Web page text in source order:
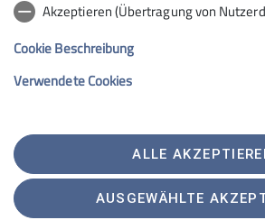
Hochrieshütte
Sektion Rosenheim des Deutschen Alpenvereins e.V.
Telefon +4980312716030
Akzeptieren (Übertragung von
Cookie Beschreibung
Verwendete Cookies
ALLE
AUSGEWÄHLTE